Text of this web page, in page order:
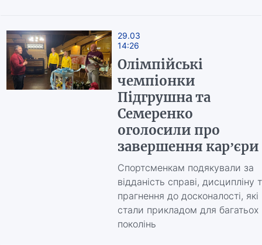
29.03
14:26
Олімпійські
чемпіонки
Підгрушна та
Семеренко
оголосили про
завершення кар’єри
Спортсменкам подякували за
відданість справі, дисципліну
прагнення до досконалості, які
стали прикладом для багатьох
поколінь